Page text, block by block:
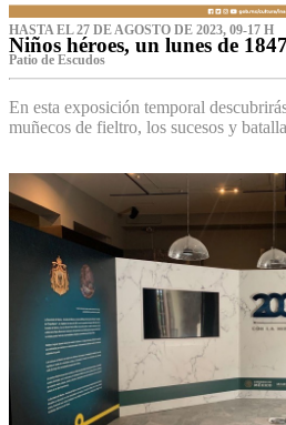
HASTA EL 27 DE AGOSTO DE 2023, 09-17 H
Niños héroes, un lunes de 1847
Patio de Escudos
En esta exposición temporal
muñecos de fieltro, los sucesos y